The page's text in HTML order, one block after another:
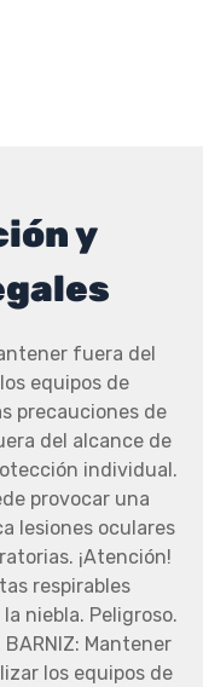
y
fuera del
equipos de
precauciones de
del alcance de
individual.
provocar una
lesiones oculares
¡Atención!
respirables
niebla. Peligroso.
Mantener
los equipos de